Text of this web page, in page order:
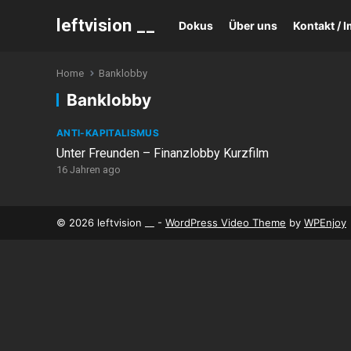
leftvision __ Dokus Über uns Kontakt /
Home Banklobby
Banklobby
ANTI-KAPITALISMUS
Unter Freunden – Finanzlobby Kurzfilm
16 Jahren ago
© 2026 leftvision __ - WordPress Video Theme by WPEnjoy